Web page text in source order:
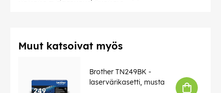
Muut katsoivat myös
Brother TN249BK -
laservärikasetti, musta